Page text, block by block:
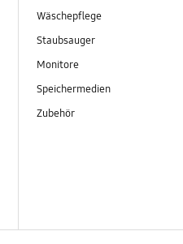
Wäschepflege
Staubsauger
Monitore
Speichermedien
Zubehör